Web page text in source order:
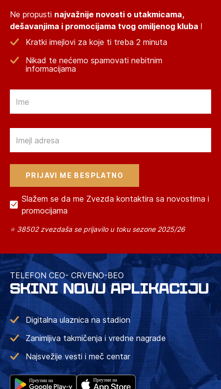
Ne propusti najvažnije novosti o utakmicama,
dešavanjima i promocijama tvog omiljenog kluba !
Kratki imejlovi za koje ti treba 2 minuta
Nikad te nećemo spamovati nebitnim
informacijama
Slažem se da me Zvezda kontaktira sa novostima i
promocijama
⭐ 38502 zvezdaša se prijavilo u toku sezone 2025/26
TELEFON CEO- CRVENO-BEO
SKINI NOVU APLIKACIJU
Digitalna ulaznica na stadion
Zanimljiva takmičenja i vredne nagrade
Najsvežije vesti i meč centar